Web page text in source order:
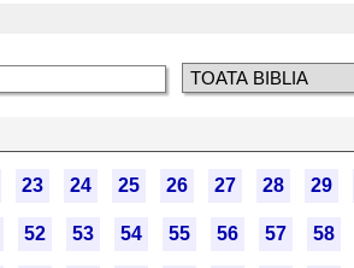
23 24 25 26 27 28 29
52 53 54 55 56 57 58